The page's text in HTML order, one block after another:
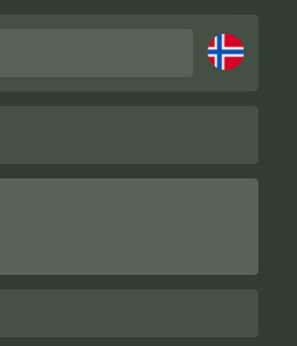
Søk